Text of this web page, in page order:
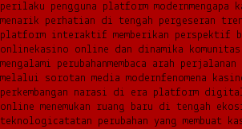
perilaku pengguna platform modernmengapa
menarik perhatian di tengah pergeseran
platform interaktif memberikan perspektif
onlinekasino online dan dinamika
mengalami perubahanmembaca arah
melalui sorotan media modernfenomena
perkembangan narasi di era platform
online menemukan ruang baru di tengah
teknologicatatan perubahan yang membuat